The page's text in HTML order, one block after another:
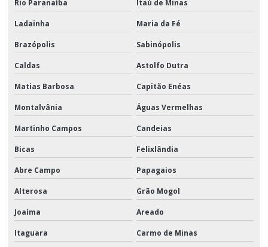
Rio Paranaíba Itaú de Minas
Ladainha Maria da Fé
Brazópolis Sabinópolis
Caldas Astolfo Dutra
Matias Barbosa Capitão Enéas
Montalvânia Águas Vermelhas
Martinho Campos Candeias
Bicas Felixlândia
Abre Campo Papagaios
Alterosa Grão Mogol
Joaíma Areado
Itaguara Carmo de Minas